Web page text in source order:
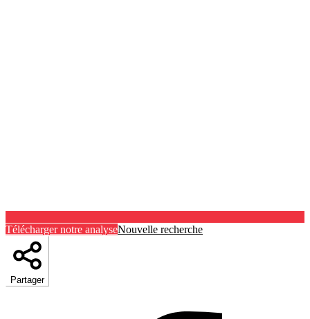
Télécharger notre analyseNouvelle recherche
Partager